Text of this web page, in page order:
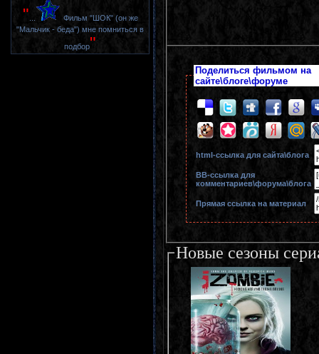
"
Фильм "ШОК" (он же
"Мальчик - беда") мне помниться в
подбор"
Поделиться фильмом на
сайте\блоге\форуме
html-cсылка для сайта\блога
BB-cсылка для
комментариев\форума\блога
Прямая ссылка на материал
Новые сезоны